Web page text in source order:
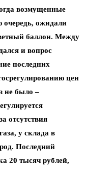
возмущенные
очередь, ожидали
баллон. Между
и вопрос
последних
цен
не было –
отсутствия
у склада в
Последний
20 тысяч рублей,